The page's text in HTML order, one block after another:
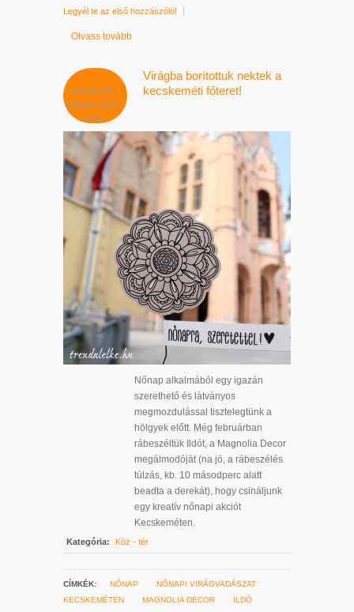
Legyél te az első hozzászóló!
Olvass tovább
szerda, 08
március 2017
16:59
Virágba borítottuk nektek a
kecskeméti főteret!
Nőnap alkalmából egy igazán
szerethető és látványos
megmozdulással tisztelegtünk a
hölgyek előtt. Még februárban
rábeszéltük Ildót, a Magnolia Decor
megálmodóját (na jó, a rábeszélés
túlzás, kb. 10 másodperc alatt
beadta a derekát), hogy csináljunk
egy kreatív nőnapi akciót
Kecskeméten.
Kategória: Köz - tér
CÍMKÉK: NŐNAP
NŐNAPI VIRÁGVADÁSZAT
KECSKEMÉTEN
MAGNOLIA DECOR ILDÓ